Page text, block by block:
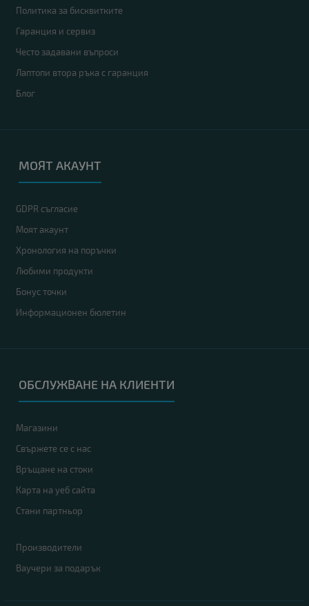
Политика за бисквитките
Гаранция и сервиз
Често задавани въпроси
Лаптопи втора ръка с гаранция
Блог
МОЯТ АКАУНТ
GDPR съгласие
Моят акаунт
Хронология на поръчки
Любими продукти
Бонус точки
Информационен бюлетин
ОБСЛУЖВАНЕ НА КЛИЕНТИ
Магазини
Свържете се с нас
Връщане на стоки
Карта на уеб сайта
Стани партньор
Производители
Ваучери за подарък